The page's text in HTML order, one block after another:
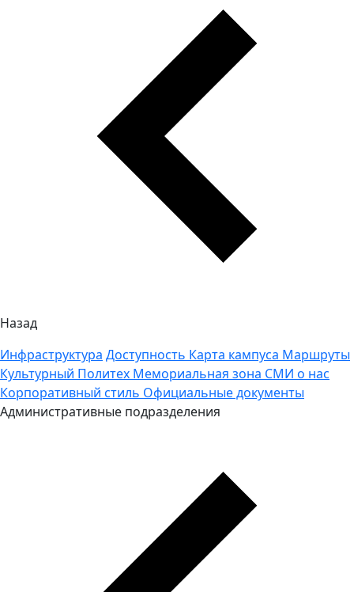
Назад
Инфраструктура Доступность Карта кампуса Маршруты
Культурный Политех Мемориальная зона СМИ о нас
Корпоративный стиль Официальные документы
Административные подразделения